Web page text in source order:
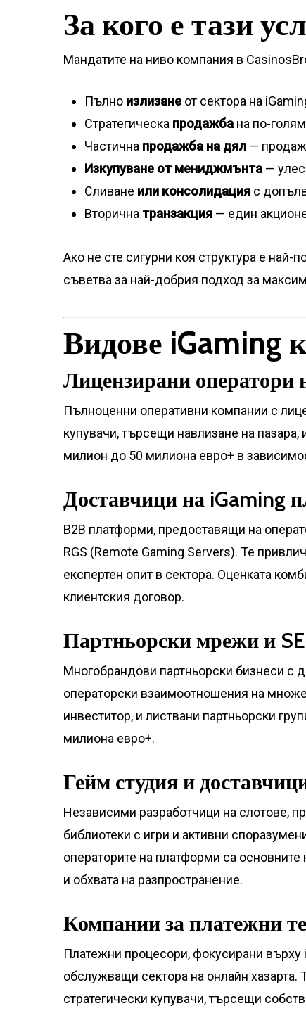
За кого е тази
Мандатите на ниво компания в
Пълно излизане от сектора на
Стратегическа продажба на по-
Частична продажба на дял —
Изкупуване от мениджмънта —
Сливане или консолидация с
Вторична транзакция — един
Ако не сте сигурни коя структура е
съветва за най-добрия подход за
Видове iGaming
Лицензирани оператори
Пълноценни оперативни компании с
купувачи, търсещи навлизане на
милион до 50 милиона евро+ в
Доставчици на iGaming
B2B платформи, предоставящи на
RGS (Remote Gaming Servers). Те
експертен опит в сектора. Оценката
клиентския договор.
Партньорски мрежи и
Многобрандови партньорски бизнеси с
операторски взаимоотношения на
инвеститор, и листвани партньорски
милиона евро+.
Гейм студия и
Независими разработчици на слотове,
библиотеки с игри и активни
операторите на платформи са основните
и обхвата на разпространение.
Компании за платежни
Платежни процесори, фокусирани върху
обслужващи сектора на онлайн
стратегически купувачи, търсещи